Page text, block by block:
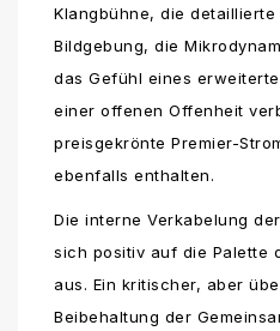
Klangbühne, die detaillierte
Bildgebung, die
das Gefühl eines
einer offenen Offenheit
preisgekrönte Premier-
ebenfalls enthalten.
Die interne Verkabelung
sich positiv auf die Palette
aus. Ein kritischer, aber
Beibehaltung der